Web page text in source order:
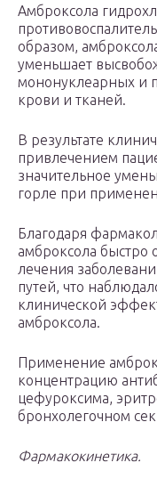
Амброксола
образом,
уменьшает
мононуклеарных и
крови и тканей.
В результате
привлечением
значительное
горле при
Благодаря
амброксола быстро
лечения
путей, что
клинической
амброксола.
Применение
концентрацию
цефуроксима,
бронхолегочном
Фармакокинетика.